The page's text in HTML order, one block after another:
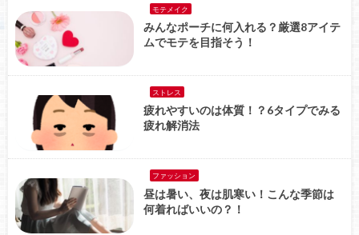
モテメイク
みんなポーチに何入れる？厳選8アイテ
ムでモテを目指そう！
ストレス
疲れやすいのは体質！？6タイプでみる
疲れ解消法
ファッション
昼は暑い、夜は肌寒い！こんな季節は
何着ればいいの？！